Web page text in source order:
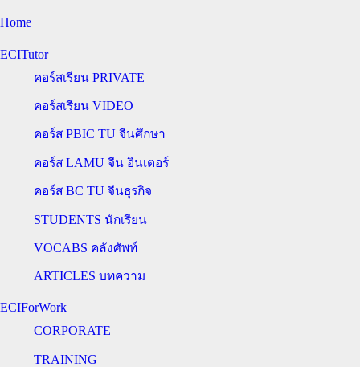
Home
ECITutor
คอร์สเรียน PRIVATE
คอร์สเรียน VIDEO
คอร์ส PBIC TU จีนศึกษา
คอร์ส LAMU จีน อินเตอร์
คอร์ส BC TU จีนธุรกิจ
STUDENTS นักเรียน
VOCABS คลังศัพท์
ARTICLES บทความ
ECIForWork
CORPORATE
TRAINING